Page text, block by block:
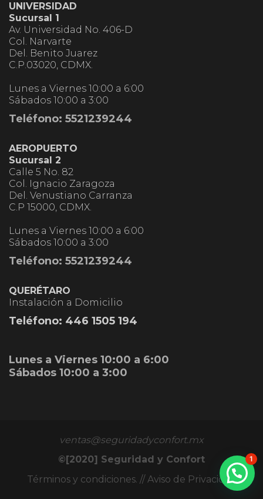
UNIVERSIDAD
Sucursal 1
Av. Universidad No. 406-D
Col. Narvarte
Del. Benito Juarez
C.P.03020, CDMX.
Lunes a Viernes 10:00 a 6:00
Sábados 10:00 a 3:00
Teléfono: 5521239244
AEROPUERTO
Sucursal 2
Calle 5 No. 82
Col. Ignacio Zaragoza
Del. Venustiano Carranza
C.P 15000, CDMX.
Lunes a Viernes 10:00 a 6:00
Sábados 10:00 a 3:00
Teléfono: 5521239244
QUERÉTARO
Instalación a Domicilio
Teléfono: 446 1505 194
Lunes a Viernes 10:00 a 6:00
Sábados 10:00 a 3:00
ventas@seguridadyconfort.mx
©[2020] Seguridad y Confort
Términos y condiciones. // Aviso de Privacidad
1